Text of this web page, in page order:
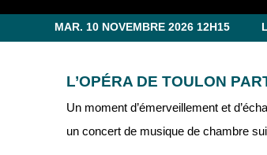
MAR. 10 NOVEMBRE 2026 12H15
L’OPÉRA DE TOULON
Un moment d’émerveillement et
un concert de musique de chambre